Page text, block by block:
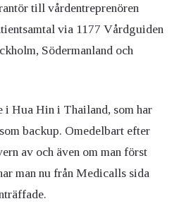
till vårdentreprenören
via 1177 Vårdguiden
Södermanland och
i Hua Hin i Thailand, som har
backup. Omedelbart efter
av och även om man först
man nu från Medicalls sida